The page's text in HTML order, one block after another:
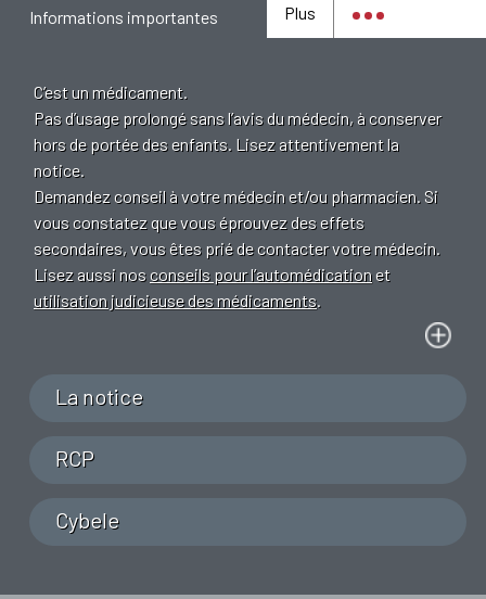
Plus
Informations importantes
C’est un médicament.
Pas d’usage prolongé sans l’avis du médecin, à conserver
hors de portée des enfants. Lisez attentivement la
notice.
Demandez conseil à votre médecin et/ou pharmacien. Si
vous constatez que vous éprouvez des effets
secondaires, vous êtes prié de contacter votre médecin.
Lisez aussi nos conseils pour l’automédicationet
utilisation judicieuse des médicaments.
La notice
RCP
Cybele